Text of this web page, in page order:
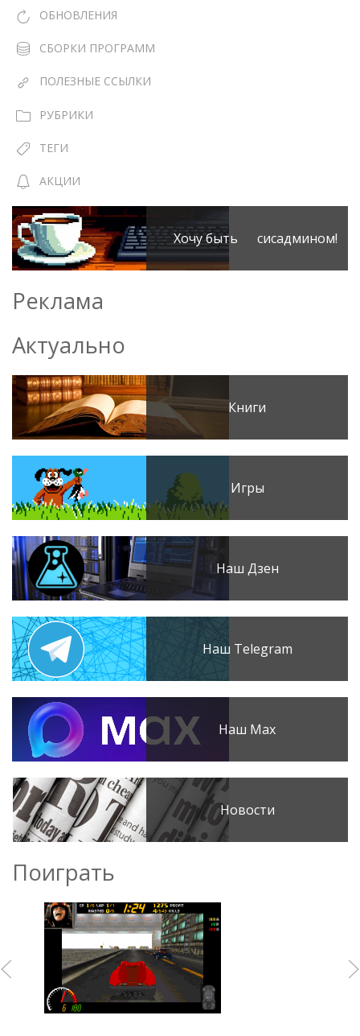
ОБНОВЛЕНИЯ
СБОРКИ ПРОГРАММ
ПОЛЕЗНЫЕ ССЫЛКИ
РУБРИКИ
ТЕГИ
АКЦИИ
Хочу быть сисадмином!
Реклама
Актуально
Книги
Игры
Наш Дзен
Наш Telegram
Наш Max
Новости
Поиграть